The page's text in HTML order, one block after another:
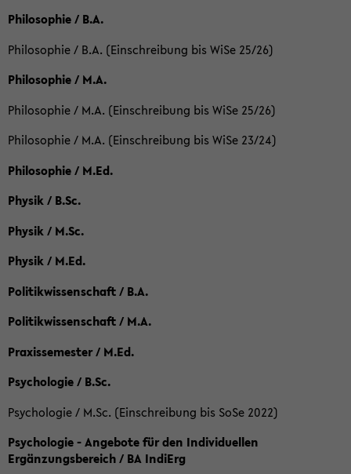
Philosophie / B.A.
Philosophie / B.A. (Einschreibung bis WiSe 25/26)
Philosophie / M.A.
Philosophie / M.A. (Einschreibung bis WiSe 25/26)
Philosophie / M.A. (Einschreibung bis WiSe 23/24)
Philosophie / M.Ed.
Physik / B.Sc.
Physik / M.Sc.
Physik / M.Ed.
Politikwissenschaft / B.A.
Politikwissenschaft / M.A.
Praxissemester / M.Ed.
Psychologie / B.Sc.
Psychologie / M.Sc. (Einschreibung bis SoSe 2022)
Psychologie - Angebote für den Individuellen
Ergänzungsbereich / BA IndiErg